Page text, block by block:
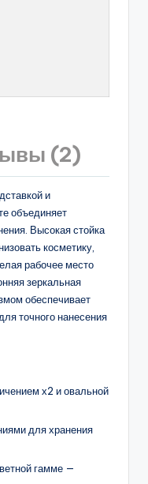
(2)
и
объединяет
Высокая стойка
косметику,
рабочее место
зеркальная
обеспечивает
точного нанесения
х2 и овальной
для хранения
гамме —